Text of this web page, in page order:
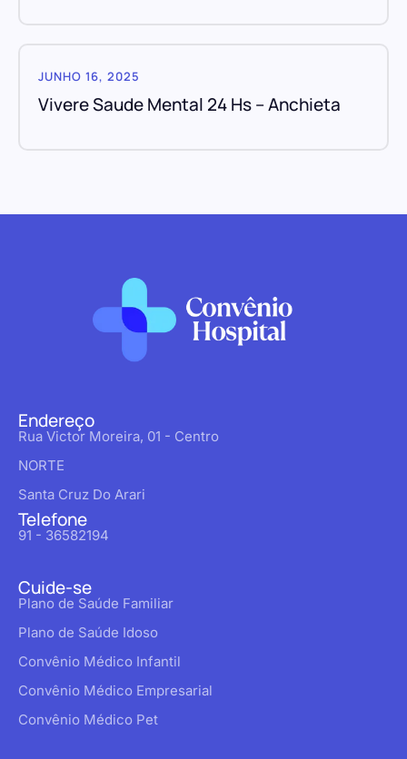
JUNHO 16, 2025
Vivere Saude Mental 24 Hs – Anchieta
Endereço
Rua Victor Moreira, 01 - Centro
NORTE
Santa Cruz Do Arari
Telefone
91 - 36582194
Cuide-se
Plano de Saúde Familiar
Plano de Saúde Idoso
Convênio Médico Infantil
Convênio Médico Empresarial
Convênio Médico Pet